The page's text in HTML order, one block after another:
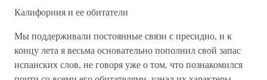
Калифорния и ее обитатели
Мы поддерживали постоянные связи с пресидио, и к
концу лета я весьма основательно пополнил свой запас
испанских слов, не говоря уже о том, что познакомился